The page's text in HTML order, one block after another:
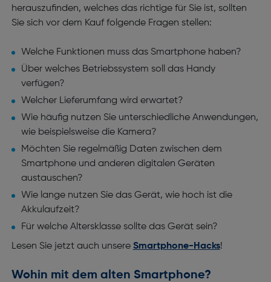
herauszufinden, welches das richtige für Sie ist, sollten
Sie sich vor dem Kauf folgende Fragen stellen:
Welche Funktionen muss das Smartphone haben?
Über welches Betriebssystem soll das Handy
verfügen?
Welcher Lieferumfang wird erwartet?
Wie häufig nutzen Sie unterschiedliche Anwendungen,
wie beispielsweise die Kamera?
Möchten Sie regelmäßig Daten zwischen dem
Smartphone und anderen digitalen Geräten
austauschen?
Wie lange nutzen Sie das Gerät, wie hoch ist die
Akkulaufzeit?
Für welche Altersklasse sollte das Gerät sein?
Lesen Sie jetzt auch unsere Smartphone-Hacks!
Wohin mit dem alten Smartphone?